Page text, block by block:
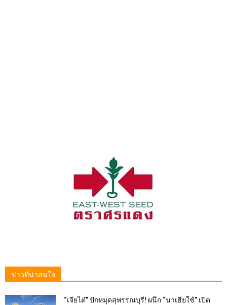
ข่าวที่น่าสนใจ
“เจียไต๋” ปักหมุดสุพรรณบุรี! ผนึก “นาเฮียใช้” เปิด